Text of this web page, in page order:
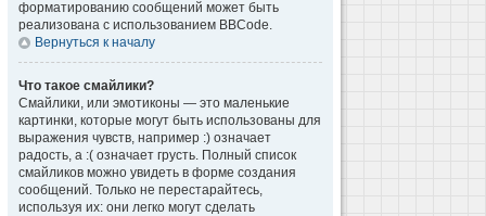
форматированию сообщений может быть
реализована с использованием BBCode.
Вернуться к началу
Что такое смайлики?
Смайлики, или эмотиконы — это маленькие
картинки, которые могут быть использованы для
выражения чувств, например :) означает
радость, а :( означает грусть. Полный список
смайликов можно увидеть в форме создания
сообщений. Только не перестарайтесь,
используя их: они легко могут сделать